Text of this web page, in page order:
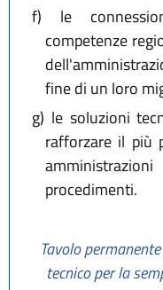
f) le
competenze
fine di un loro
g) le soluzioni
rafforzare il più
procedimenti.
Tavolo
tecnico per la